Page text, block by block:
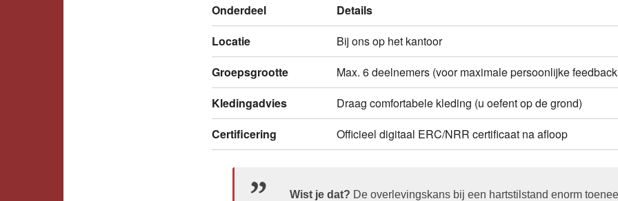
Onderdeel
Details
Locatie
Bij ons op het kantoor
Groepsgrootte
Max. 6 deelnemers (voor maximale persoonlijke
Kledingadvies
Draag comfortabele kleding (u oefent op de grond)
Certificering
Officieel digitaal ERC/NRR certificaat na afloop
Wist je dat? De overlevingskans bij een hartstilstand enorm